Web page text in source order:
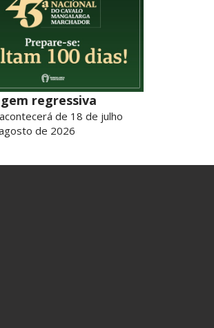
regressiva
de 18 de julho
de 2026